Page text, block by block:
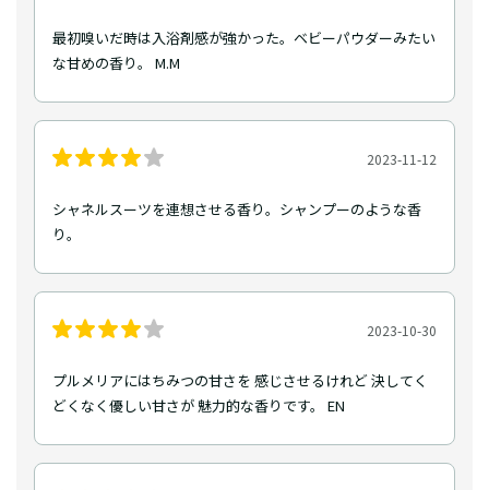
最初嗅いだ時は入浴剤感が強かった。ベビーパウダーみたい
な甘めの香り。 M.M
2023-11-12
シャネルスーツを連想させる香り。シャンプーのような香
り。
2023-10-30
プルメリアにはちみつの甘さを 感じさせるけれど 決してく
どくなく優しい甘さが 魅力的な香りです。 EN